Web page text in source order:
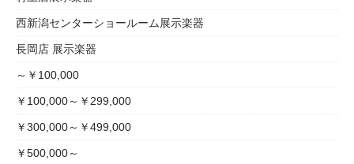
西新潟センターショールーム展示楽器
長岡店 展示楽器
～￥100,000
￥100,000～￥299,000
￥300,000～￥499,000
￥500,000～